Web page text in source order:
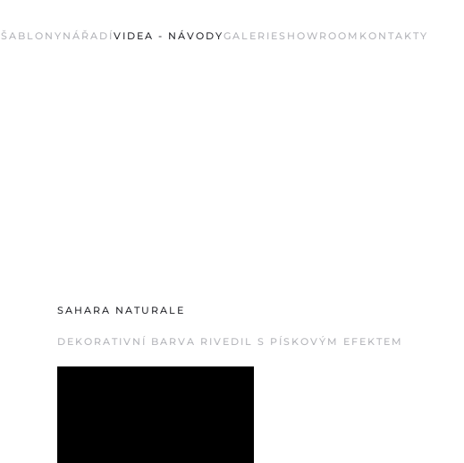
ŠABLONY NÁŘADÍVIDEA - NÁVODYGALERIE SHOWROOM KONTAKTY
SAHARA NATURALE
DEKORATIVNÍ BARVA RIVEDIL S PÍSKOVÝM EFEKTEM